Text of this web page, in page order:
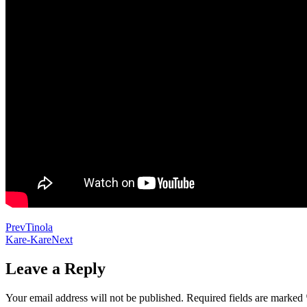
PrevTinola
Kare-KareNext
Leave a Reply
Your email address will not be published. Required fields are marked